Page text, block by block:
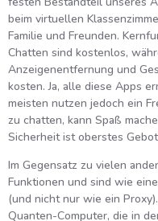
beim virtuellen
Familie und Freunden.
Chatten sind kostenlos,
Anzeigenentfernung und
kosten. Ja, alle diese Apps
meisten nutzen jedoch ein
zu chatten, kann Spaß
Sicherheit ist oberstes
Im Gegensatz zu vielen
Funktionen und sind wie
(und nicht nur wie ein
Quanten-Computer, die in